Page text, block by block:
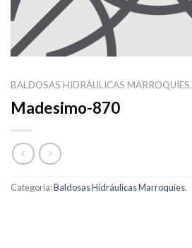
BALDOSAS HIDRÁULICAS MARROQUÍES.
Madesimo-870
Categoría:Baldosas Hidráulicas Marroquíes.